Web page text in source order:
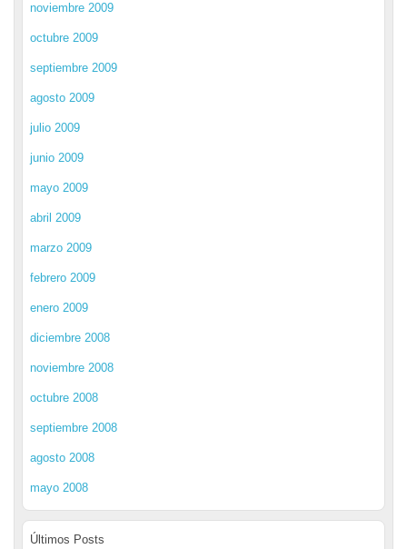
noviembre 2009
octubre 2009
septiembre 2009
agosto 2009
julio 2009
junio 2009
mayo 2009
abril 2009
marzo 2009
febrero 2009
enero 2009
diciembre 2008
noviembre 2008
octubre 2008
septiembre 2008
agosto 2008
mayo 2008
Últimos Posts